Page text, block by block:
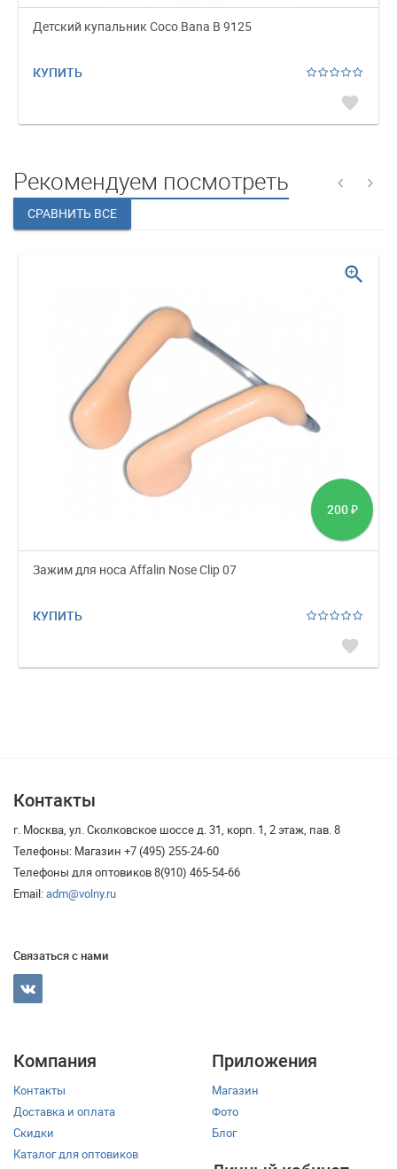
Детский купальник Coco Bana B 9125
КУПИТЬ
favorite
Рекомендуем посмотреть
200 ₽
Зажим для носа Affalin Nose Clip 07
КУПИТЬ
favorite
zoom_in
Контакты
г. Москва, ул. Сколковское шоссе д. 31, корп. 1, 2 этаж, пав. 8
Телефоны: Магазин +7 (495) 255-24-60
Телефоны для оптовиков 8(910) 465-54-66
Email:adm@volny.ru
Связаться с нами
Компания
Контакты
Доставка и оплата
Скидки
Каталог для оптовиков
Приложения
Магазин
Фото
Блог